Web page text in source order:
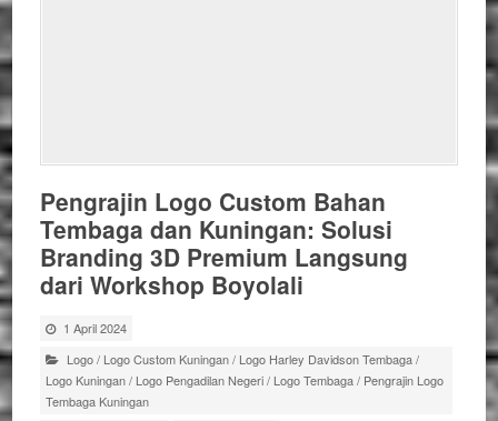
Pengrajin Logo Custom Bahan
Tembaga dan Kuningan: Solusi
Branding 3D Premium Langsung
dari Workshop Boyolali
1 April 2024
Logo/ Logo Custom Kuningan/ Logo Harley Davidson Tembaga/
Logo Kuningan/ Logo Pengadilan Negeri/ Logo Tembaga/ Pengrajin Logo
Tembaga Kuningan